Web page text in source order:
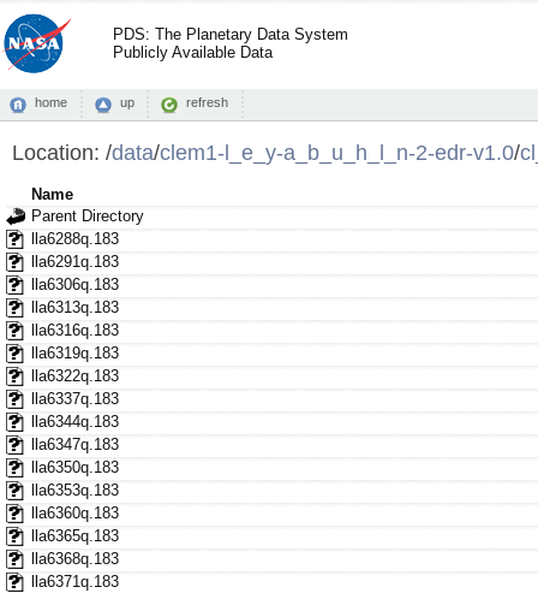
PDS: The Planetary Data System
Publicly Available Data
home up refresh
Location: /data/clem1-l_e_y-a_b_u_h_l_n-2-edr-v1.0/
Name
Parent Directory
lla6288q.183
lla6291q.183
lla6306q.183
lla6313q.183
lla6316q.183
lla6319q.183
lla6322q.183
lla6337q.183
lla6344q.183
lla6347q.183
lla6350q.183
lla6353q.183
lla6360q.183
lla6365q.183
lla6368q.183
lla6371q.183